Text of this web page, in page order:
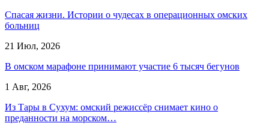
Спасая жизни. Истории о чудесах в операционных омских
больниц
21 Июл, 2026
В омском марафоне принимают участие 6 тысяч бегунов
1 Авг, 2026
Из Тары в Сухум: омский режиссёр снимает кино о
преданности на морском…